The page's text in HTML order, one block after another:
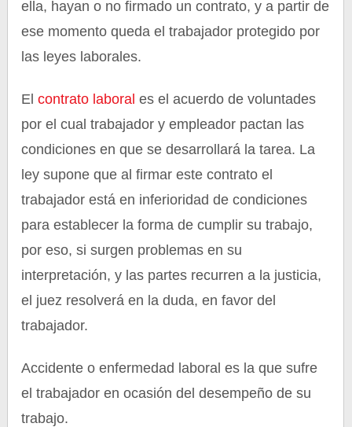
ella, hayan o no firmado un contrato, y a partir de
ese momento queda el trabajador protegido por
las leyes laborales.
Elcontrato laboral es el acuerdo de voluntades
por el cual trabajador y empleador pactan las
condiciones en que se desarrollará la tarea. La
ley supone que al firmar este contrato el
trabajador está en inferioridad de condiciones
para establecer la forma de cumplir su trabajo,
por eso, si surgen problemas en su
interpretación, y las partes recurren a la justicia,
el juez resolverá en la duda, en favor del
trabajador.
Accidente o enfermedad laboral es la que sufre
el trabajador en ocasión del desempeño de su
trabajo.